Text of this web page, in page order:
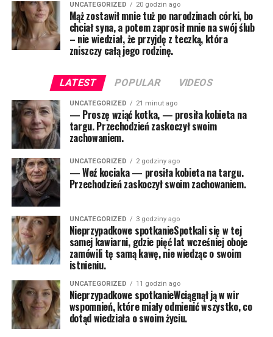
UNCATEGORIZED 20 godzin ago
Mąż zostawił mnie tuż po narodzinach córki, bo
chciał syna, a potem zaprosił mnie na swój ślub
– nie wiedział, że przyjdę z teczką, która
zniszczy całą jego rodzinę.
LATEST POPULAR VIDEOS
UNCATEGORIZED 21 minut ago
— Proszę wziąć kotka, — prosiła kobieta na
targu. Przechodzień zaskoczył swoim
zachowaniem.
UNCATEGORIZED 2 godziny ago
— Weź kociaka — prosiła kobieta na targu.
Przechodzień zaskoczył swoim zachowaniem.
UNCATEGORIZED 3 godziny ago
Nieprzypadkowe spotkanieSpotkali się w tej
samej kawiarni, gdzie pięć lat wcześniej oboje
zamówili tę samą kawę, nie wiedząc o swoim
istnieniu.
UNCATEGORIZED 11 godzin ago
Nieprzypadkowe spotkanieWciągnął ją w wir
wspomnień, które miały odmienić wszystko, co
dotąd wiedziała o swoim życiu.